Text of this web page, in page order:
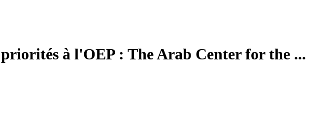
à l'OEP : The Arab Center for the ...